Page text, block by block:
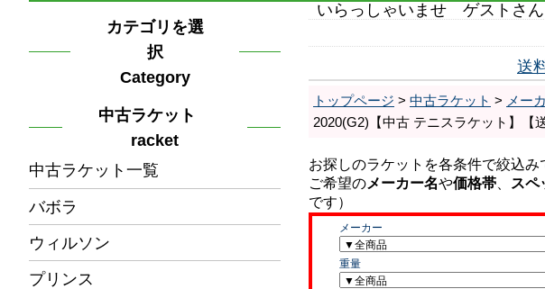
カテゴリを選
択
Category
中古ラケット
racket
中古ラケット一覧
バボラ
ウィルソン
プリンス
いらっしゃいませ ゲストさん
送
トップページ > 中古ラケット > メー
2020(G2)【中古 テニスラケット】【